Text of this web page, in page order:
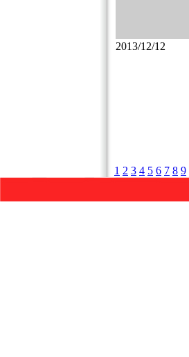
2013/12/12
1 2 3 4 5 6 7 8 9